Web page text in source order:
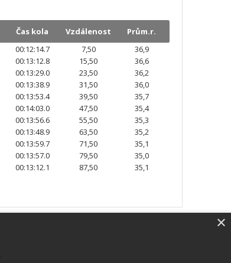
Čas kola Vzdálenost
Prům.r.
00:12:14.7 7,50
36,9
00:13:12.8 15,50
36,6
00:13:29.0 23,50
36,2
00:13:38.9 31,50
36,0
00:13:53.4 39,50
35,7
00:14:03.0 47,50
35,4
00:13:56.6 55,50
35,3
00:13:48.9 63,50
35,2
00:13:59.7 71,50
35,1
00:13:57.0 79,50
35,0
00:13:12.1 87,50 35,1
×